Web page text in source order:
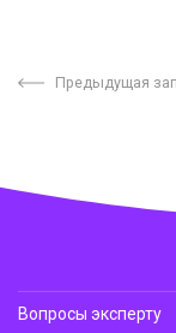
Предыдущая
Вопросы эксперту